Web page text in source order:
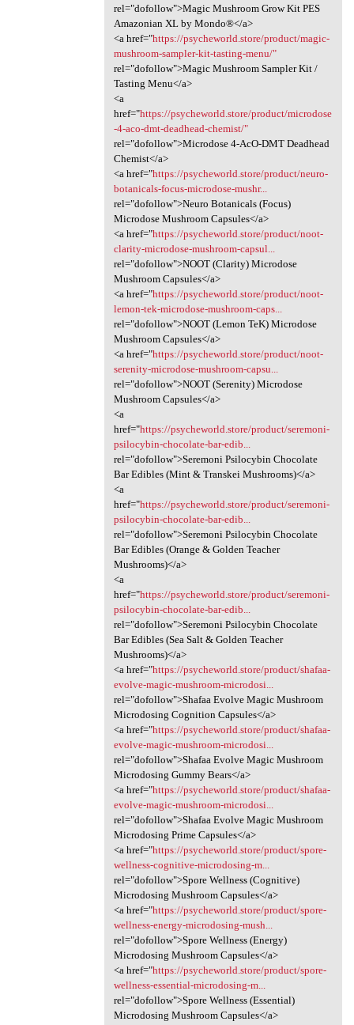
rel="dofollow">Magic Mushroom Grow Kit PES
Amazonian XL by Mondo®</a>
<a href="https://psycheworld.store/product/magic-
mushroom-sampler-kit-tasting-menu/"
rel="dofollow">Magic Mushroom Sampler Kit /
Tasting Menu</a>
<a
href="https://psycheworld.store/product/microdose
-4-aco-dmt-deadhead-chemist/"
rel="dofollow">Microdose 4-AcO-DMT Deadhead
Chemist</a>
<a href="https://psycheworld.store/product/neuro-
botanicals-focus-microdose-mushr...
rel="dofollow">Neuro Botanicals (Focus)
Microdose Mushroom Capsules</a>
<a href="https://psycheworld.store/product/noot-
clarity-microdose-mushroom-capsul...
rel="dofollow">NOOT (Clarity) Microdose
Mushroom Capsules</a>
<a href="https://psycheworld.store/product/noot-
lemon-tek-microdose-mushroom-caps...
rel="dofollow">NOOT (Lemon TeK) Microdose
Mushroom Capsules</a>
<a href="https://psycheworld.store/product/noot-
serenity-microdose-mushroom-capsu...
rel="dofollow">NOOT (Serenity) Microdose
Mushroom Capsules</a>
<a
href="https://psycheworld.store/product/seremoni-
psilocybin-chocolate-bar-edib...
rel="dofollow">Seremoni Psilocybin Chocolate
Bar Edibles (Mint & Transkei Mushrooms)</a>
<a
href="https://psycheworld.store/product/seremoni-
psilocybin-chocolate-bar-edib...
rel="dofollow">Seremoni Psilocybin Chocolate
Bar Edibles (Orange & Golden Teacher
Mushrooms)</a>
<a
href="https://psycheworld.store/product/seremoni-
psilocybin-chocolate-bar-edib...
rel="dofollow">Seremoni Psilocybin Chocolate
Bar Edibles (Sea Salt & Golden Teacher
Mushrooms)</a>
<a href="https://psycheworld.store/product/shafaa-
evolve-magic-mushroom-microdosi...
rel="dofollow">Shafaa Evolve Magic Mushroom
Microdosing Cognition Capsules</a>
<a href="https://psycheworld.store/product/shafaa-
evolve-magic-mushroom-microdosi...
rel="dofollow">Shafaa Evolve Magic Mushroom
Microdosing Gummy Bears</a>
<a href="https://psycheworld.store/product/shafaa-
evolve-magic-mushroom-microdosi...
rel="dofollow">Shafaa Evolve Magic Mushroom
Microdosing Prime Capsules</a>
<a href="https://psycheworld.store/product/spore-
wellness-cognitive-microdosing-m...
rel="dofollow">Spore Wellness (Cognitive)
Microdosing Mushroom Capsules</a>
<a href="https://psycheworld.store/product/spore-
wellness-energy-microdosing-mush...
rel="dofollow">Spore Wellness (Energy)
Microdosing Mushroom Capsules</a>
<a href="https://psycheworld.store/product/spore-
wellness-essential-microdosing-m...
rel="dofollow">Spore Wellness (Essential)
Microdosing Mushroom Capsules</a>